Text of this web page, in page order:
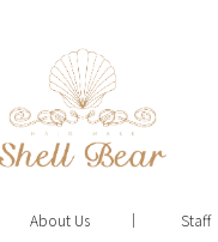
About Us Staff